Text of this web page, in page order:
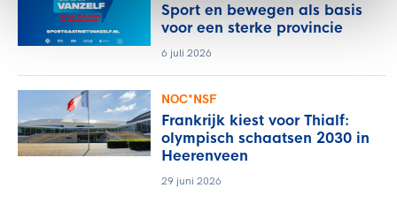
Sport en bewegen als basis
voor een sterke provincie
6 juli 2026
NOC*NSF
Frankrijk kiest voor Thialf:
olympisch schaatsen 2030 in
Heerenveen
29 juni 2026